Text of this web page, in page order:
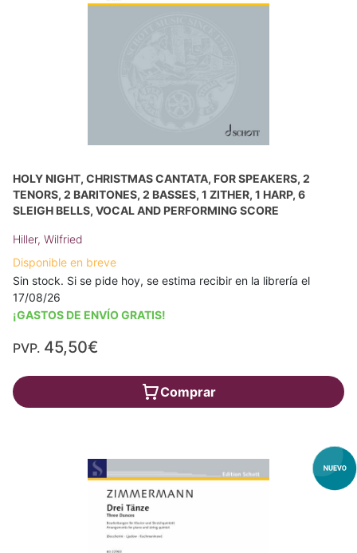
HOLY NIGHT, CHRISTMAS CANTATA, FOR SPEAKERS, 2
TENORS, 2 BARITONES, 2 BASSES, 1 ZITHER, 1 HARP, 6
SLEIGH BELLS, VOCAL AND PERFORMING SCORE
Hiller, Wilfried
Disponible en breve
Sin stock. Si se pide hoy, se estima recibir en la librería el
17/08/26
¡GASTOS DE ENVÍO GRATIS!
PVP. 45,50€
Comprar